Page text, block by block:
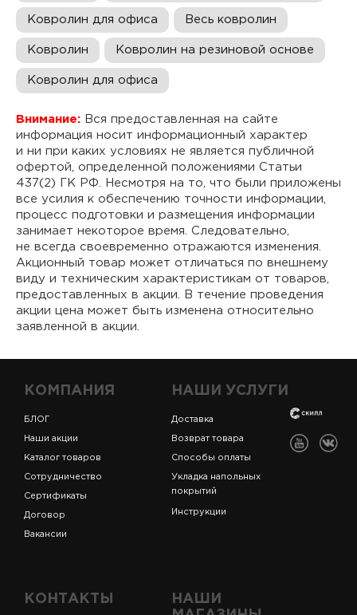
Ковролин для офиса Весь ковролин
Ковролин Ковролин на резиновой основе
Ковролин для офиса
Внимание: Вся предоставленная на сайте
информация носит информационный характер
и ни при каких условиях не является публичной
офертой, определенной положениями Статьи
437(2) ГК РФ. Несмотря на то, что были приложены
все усилия к обеспечению точности информации,
процесс подготовки и размещения информации
занимает некоторое время. Следовательно,
не всегда своевременно отражаются изменения.
Акционный товар может отличаться по внешнему
виду и техническим характеристикам от товаров,
предоставленных в акции. В течение проведения
акции цена может быть изменена относительно
заявленной в акции.
КОМПАНИЯ
БЛОГ
Наши акции
Каталог товаров
Сотрудничество
Сертификаты
Договор
Вакансии
НАШИ УСЛУГИ
Доставка
Возврат товара
Способы оплаты
Укладка напольных
покрытий
Инструкции
КОНТАКТЫ
НАШИ